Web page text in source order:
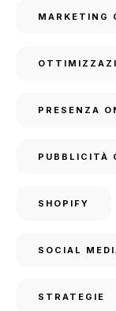
MARKETING
PRESENZA
PUBBLICITÀ
SHOPIFY
SOCIAL
STRATEGIE